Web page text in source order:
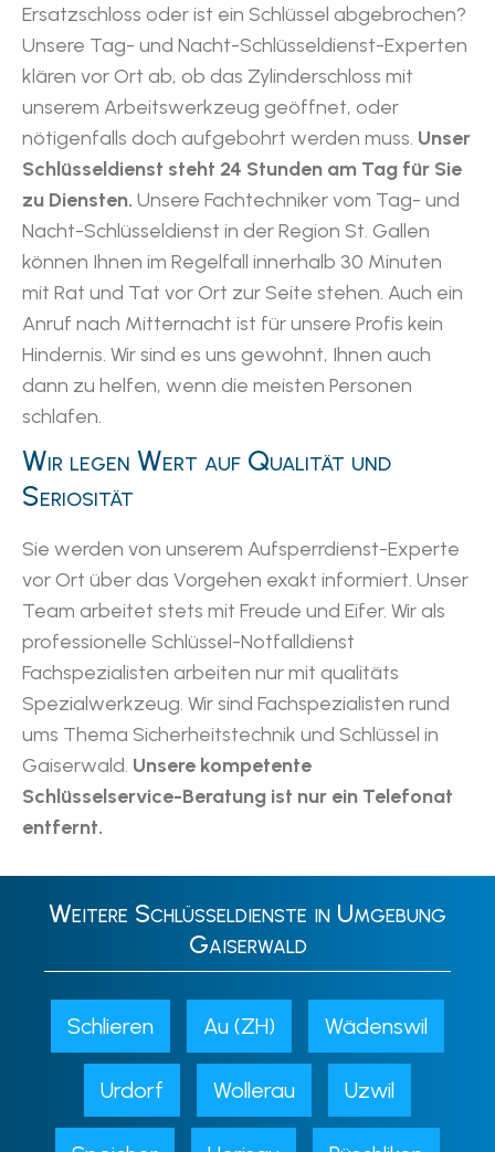
Ersatzschloss oder ist ein Schlüssel abgebrochen?
Unsere Tag- und Nacht-Schlüsseldienst-Experten
klären vor Ort ab, ob das Zylinderschloss mit
unserem Arbeitswerkzeug geöffnet, oder
nötigenfalls doch aufgebohrt werden muss. Unser
Schlüsseldienst steht 24 Stunden am Tag für Sie
zu Diensten. Unsere Fachtechniker vom Tag- und
Nacht-Schlüsseldienst in der Region St. Gallen
können Ihnen im Regelfall innerhalb 30 Minuten
mit Rat und Tat vor Ort zur Seite stehen. Auch ein
Anruf nach Mitternacht ist für unsere Profis kein
Hindernis. Wir sind es uns gewohnt, Ihnen auch
dann zu helfen, wenn die meisten Personen
schlafen.
Wir legen Wert auf Qualität und
Seriosität
Sie werden von unserem Aufsperrdienst-Experte
vor Ort über das Vorgehen exakt informiert. Unser
Team arbeitet stets mit Freude und Eifer. Wir als
professionelle Schlüssel-Notfalldienst
Fachspezialisten arbeiten nur mit qualitäts
Spezialwerkzeug. Wir sind Fachspezialisten rund
ums Thema Sicherheitstechnik und Schlüssel in
Gaiserwald. Unsere kompetente
Schlüsselservice-Beratung ist nur ein Telefonat
entfernt.
Weitere Schlüsseldienste in Umgebung
Gaiserwald
Schlieren Au (ZH) Wädenswil
Urdorf Wollerau Uzwil